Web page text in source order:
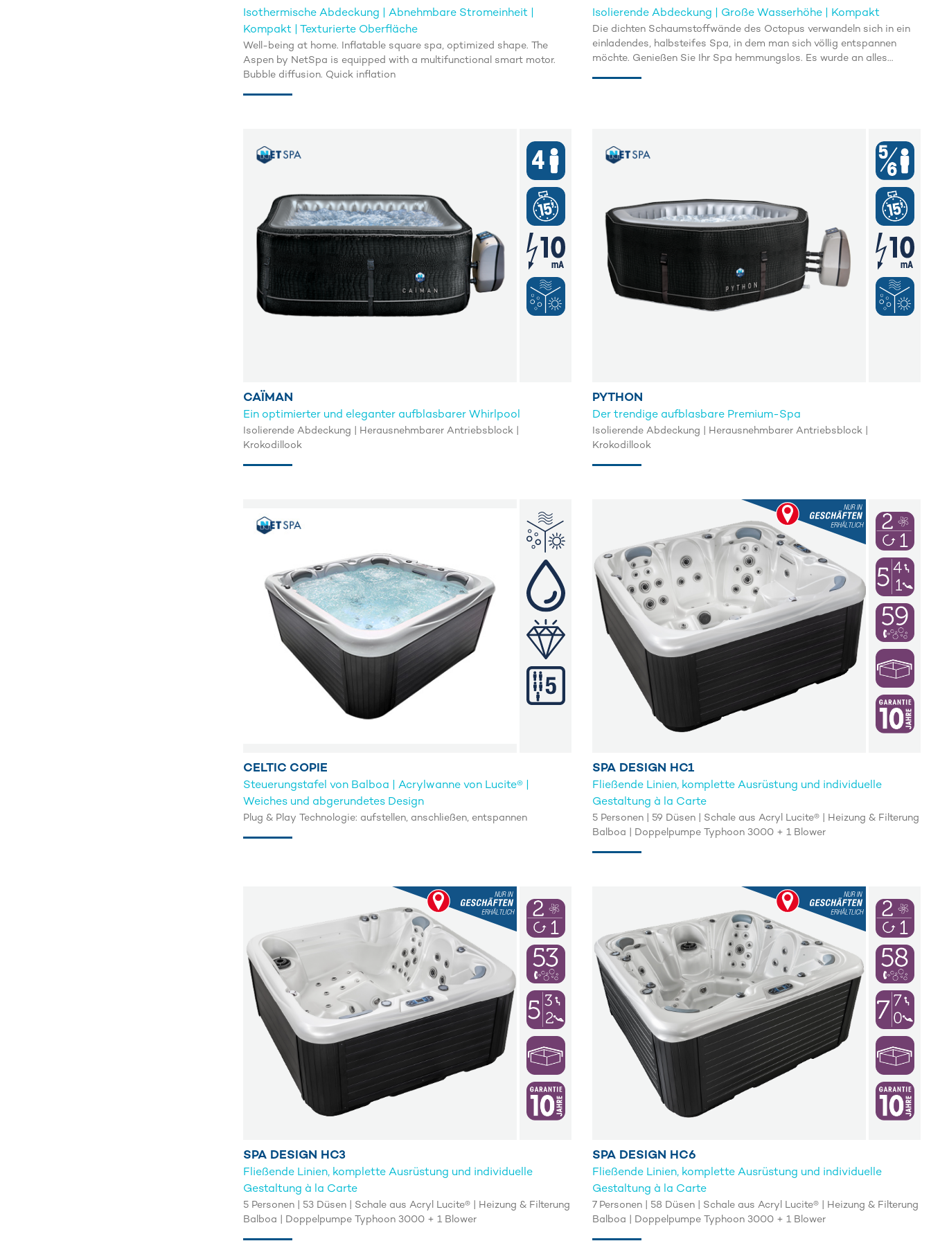
Isothermische Abdeckung | Abnehmbare Stromeinheit |
Kompakt | Texturierte Oberfläche
Well-being at home. Inflatable square spa, optimized shape. The
Aspen by NetSpa is equipped with a multifunctional smart motor.
Bubble diffusion. Quick inflation
Isolierende Abdeckung | Große Wasserhöhe | Kompakt
Die dichten Schaumstoffwände des Octopus verwandeln sich in ein
einladendes, halbsteifes Spa, in dem man sich völlig entspannen
möchte. Genießen Sie Ihr Spa hemmungslos. Es wurde an alles
CAÏMAN
Ein optimierter und eleganter aufblasbarer Whirlpool
Isolierende Abdeckung | Herausnehmbarer Antriebsblock |
Krokodillook
PYTHON
Der trendige aufblasbare Premium-Spa
Isolierende Abdeckung | Herausnehmbarer Antriebsblock |
Krokodillook
CELTIC COPIE
Steuerungstafel von Balboa | Acrylwanne von Lucite® |
Weiches und abgerundetes Design
Plug & Play Technologie: aufstellen, anschließen, entspannen
SPA DESIGN HC1
Fließende Linien, komplette Ausrüstung und individuelle
Gestaltung à la Carte
5 Personen | 59 Düsen | Schale aus Acryl Lucite® | Heizung & Filterung
Balboa | Doppelpumpe Typhoon 3000 + 1 Blower
SPA DESIGN HC3
Fließende Linien, komplette Ausrüstung und individuelle
Gestaltung à la Carte
5 Personen | 53 Düsen | Schale aus Acryl Lucite® | Heizung & Filterung
Balboa | Doppelpumpe Typhoon 3000 + 1 Blower
SPA DESIGN HC6
Fließende Linien, komplette Ausrüstung und individuelle
Gestaltung à la Carte
7 Personen | 58 Düsen | Schale aus Acryl Lucite® | Heizung & Filterung
Balboa | Doppelpumpe Typhoon 3000 + 1 Blower